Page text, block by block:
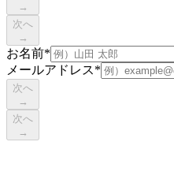
→
次へ
→
お名前*
メールアドレス*
次へ
→
次へ
→